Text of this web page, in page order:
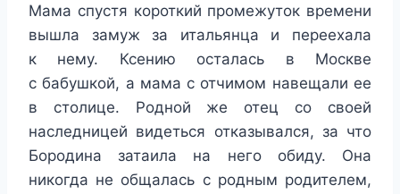
Мама спустя короткий промежуток времени
вышла замуж за итальянца и переехала
к нему. Ксению осталась в Москве
с бабушкой, а мама с отчимом навещали ее
в столице. Родной же отец со своей
наследницей видеться отказывался, за что
Бородина затаила на него обиду. Она
никогда не общалась с родным родителем,